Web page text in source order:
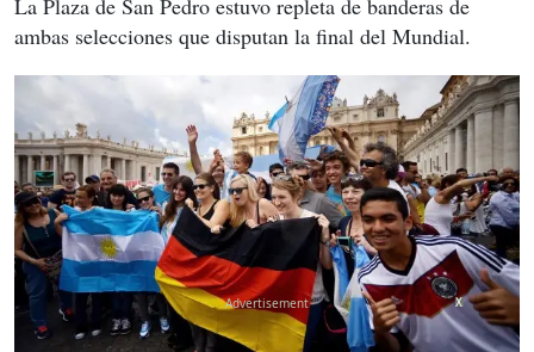
La Plaza de San Pedro estuvo repleta de banderas de
ambas selecciones que disputan la final del Mundial.
X